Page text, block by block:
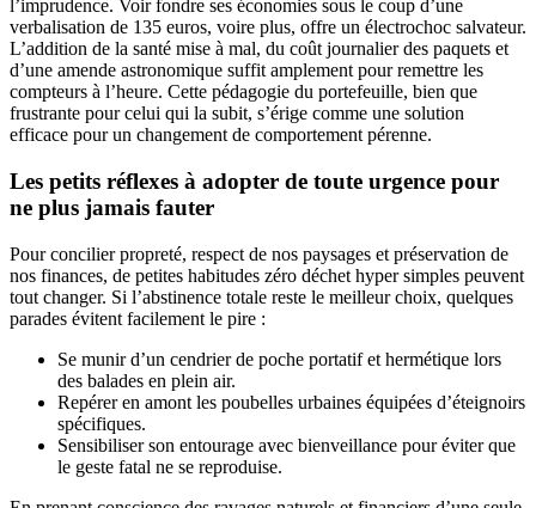
l’imprudence. Voir fondre ses économies sous le coup d’une
verbalisation de 135 euros, voire plus, offre un électrochoc salvateur.
L’addition de la santé mise à mal, du coût journalier des paquets et
d’une amende astronomique suffit amplement pour remettre les
compteurs à l’heure. Cette pédagogie du portefeuille, bien que
frustrante pour celui qui la subit, s’érige comme une solution
efficace pour un changement de comportement pérenne.
Les petits réflexes à adopter de toute urgence pour
ne plus jamais fauter
Pour concilier propreté, respect de nos paysages et préservation de
nos finances, de petites habitudes zéro déchet hyper simples peuvent
tout changer. Si l’abstinence totale reste le meilleur choix, quelques
parades évitent facilement le pire :
Se munir d’un cendrier de poche portatif et hermétique lors
des balades en plein air.
Repérer en amont les poubelles urbaines équipées d’éteignoirs
spécifiques.
Sensibiliser son entourage avec bienveillance pour éviter que
le geste fatal ne se reproduise.